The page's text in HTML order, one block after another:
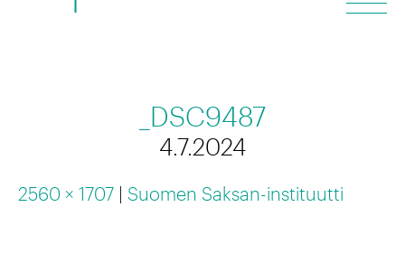
_DSC9487
4.7.2024
2560 × 1707 | Suomen Saksan-instituutti